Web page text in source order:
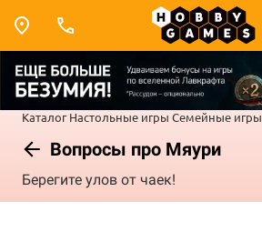
Каталог Настольные игры Семейные игры
Вопросы про Мяури
Берегите улов от чаек!